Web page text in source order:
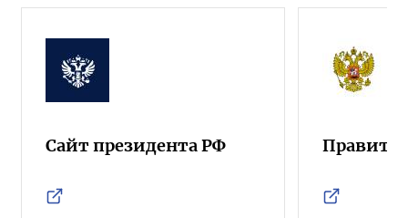
Сайт президента РФ